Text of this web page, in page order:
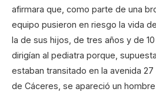
afirmara que, como parte de una
equipo pusieron en riesgo la vida
la de sus hijos, de tres años y de
dirigían al pediatra porque,
estaban transitado en la avenida
de Cáceres, se apareció un